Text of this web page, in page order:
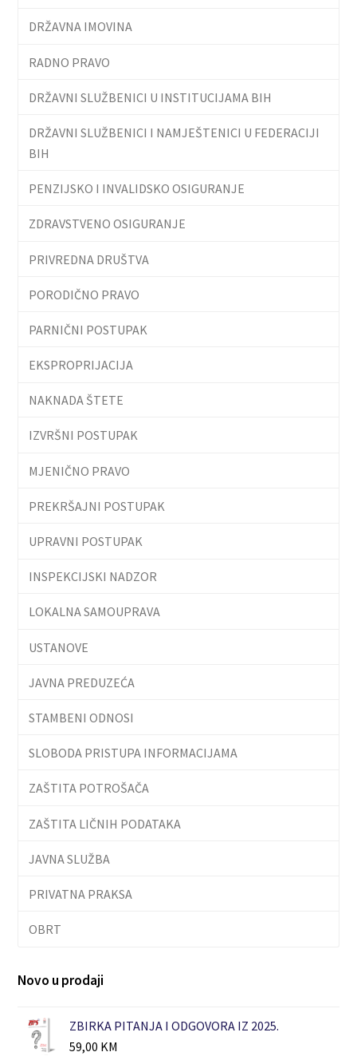
DRŽAVNA IMOVINA
RADNO PRAVO
DRŽAVNI SLUŽBENICI U INSTITUCIJAMA BIH
DRŽAVNI SLUŽBENICI I NAMJEŠTENICI U FEDERACIJI
BIH
PENZIJSKO I INVALIDSKO OSIGURANJE
ZDRAVSTVENO OSIGURANJE
PRIVREDNA DRUŠTVA
PORODIČNO PRAVO
PARNIČNI POSTUPAK
EKSPROPRIJACIJA
NAKNADA ŠTETE
IZVRŠNI POSTUPAK
MJENIČNO PRAVO
PREKRŠAJNI POSTUPAK
UPRAVNI POSTUPAK
INSPEKCIJSKI NADZOR
LOKALNA SAMOUPRAVA
USTANOVE
JAVNA PREDUZEĆA
STAMBENI ODNOSI
SLOBODA PRISTUPA INFORMACIJAMA
ZAŠTITA POTROŠAČA
ZAŠTITA LIČNIH PODATAKA
JAVNA SLUŽBA
PRIVATNA PRAKSA
OBRT
Novo u prodaji
ZBIRKA PITANJA I ODGOVORA IZ 2025.
59,00 KM